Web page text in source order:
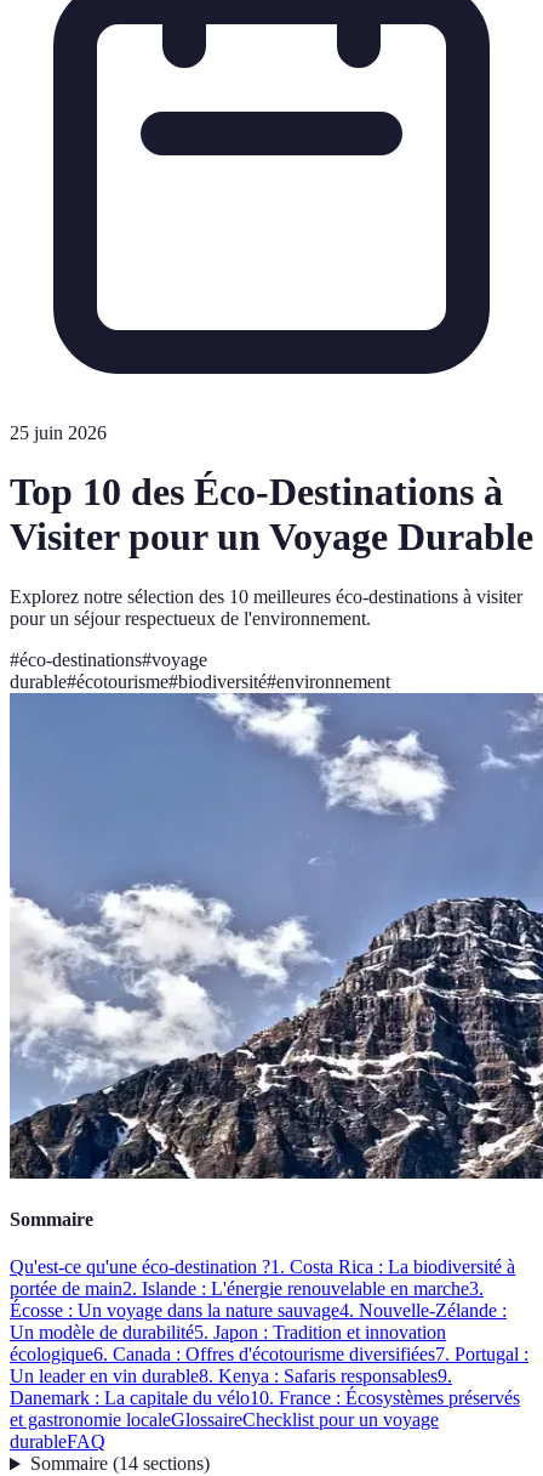
25 juin 2026
Top 10 des Éco-Destinations à
Visiter pour un Voyage Durable
Explorez notre sélection des 10 meilleures éco-destinations à visiter
pour un séjour respectueux de l'environnement.
#éco-destinations#voyage
durable#écotourisme#biodiversité#environnement
Sommaire
Qu'est-ce qu'une éco-destination ?1. Costa Rica : La biodiversité à
portée de main2. Islande : L'énergie renouvelable en marche3.
Écosse : Un voyage dans la nature sauvage4. Nouvelle-Zélande :
Un modèle de durabilité5. Japon : Tradition et innovation
écologique6. Canada : Offres d'écotourisme diversifiées7. Portugal :
Un leader en vin durable8. Kenya : Safaris responsables9.
Danemark : La capitale du vélo10. France : Écosystèmes préservés
et gastronomie localeGlossaireChecklist pour un voyage
durableFAQ
Sommaire(14 sections)